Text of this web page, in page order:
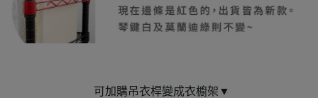
可加購吊衣桿變成衣櫥架▼